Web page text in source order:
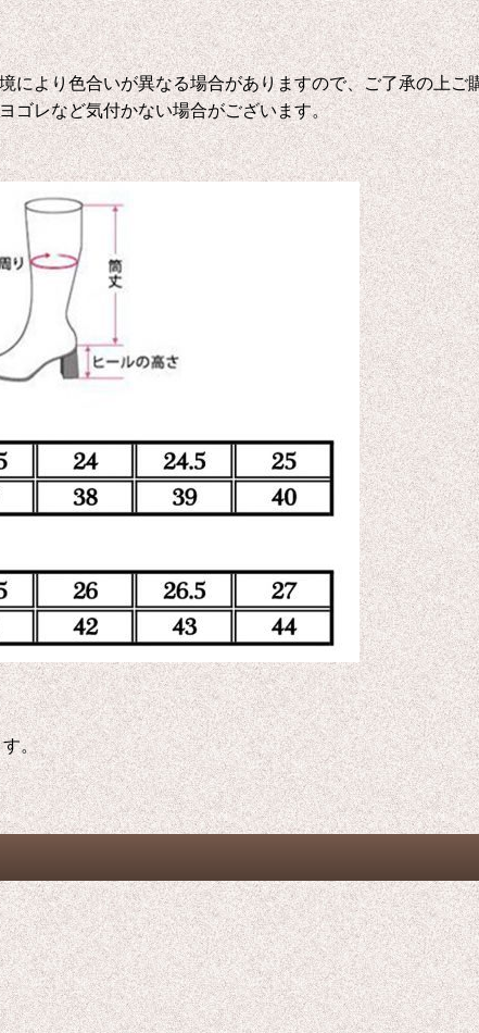
より色合いが異なる場合がありますので、ご了承の上ご
レなど気付かない場合がございます。
。